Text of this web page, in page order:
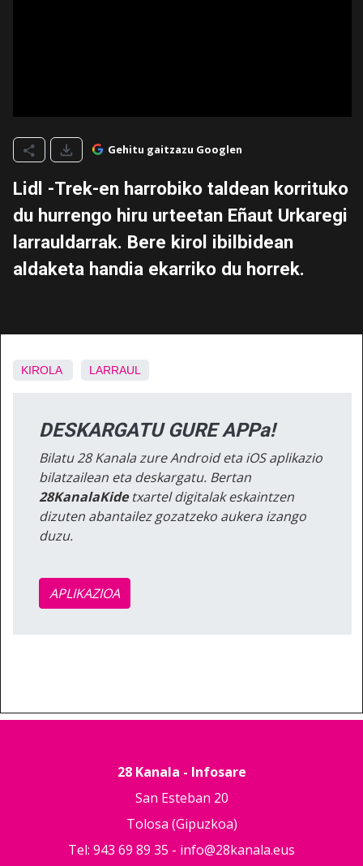
Gehitu gaitzazu Googlen
Lidl -Trek-en harrobiko taldean korrituko
du hurrengo hiru urteetan Eñaut Urkaregi
larrauldarrak. Bere kirol ibilbidean
aldaketa handia ekarriko du horrek.
KIROLA LARRAUL
DESKARGATU GURE APPa!
Bilatu 28 Kanala zure Android eta iOS aplikazio
bilatzailean eta deskargatu. Bertan
28KanalaKidetxartel digitalak eskaintzen
dizuten abantailez gozatzeko aukera izango
duzu.
APLIKAZIOA
28 Kanala - Infosare
San Esteban 20
Tolosa (Gipuzkoa)
Tel: 943 69 89 35 - info@28kanala.eus